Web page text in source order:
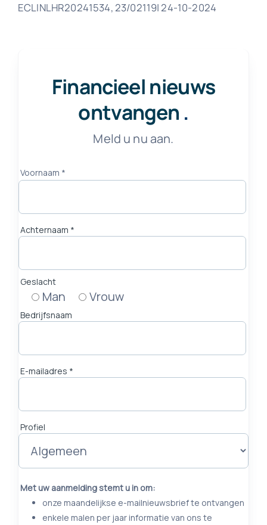
ECLINLHR20241534, 23/02119| 24-10-2024
Financieel nieuws
ontvangen .
Meld u nu aan.